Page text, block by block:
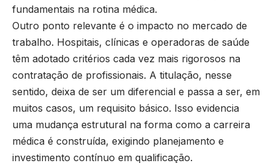
fundamentais na rotina médica.
Outro ponto relevante é o impacto no mercado de
trabalho. Hospitais, clínicas e operadoras de saúde
têm adotado critérios cada vez mais rigorosos na
contratação de profissionais. A titulação, nesse
sentido, deixa de ser um diferencial e passa a ser, em
muitos casos, um requisito básico. Isso evidencia
uma mudança estrutural na forma como a carreira
médica é construída, exigindo planejamento e
investimento contínuo em qualificação.